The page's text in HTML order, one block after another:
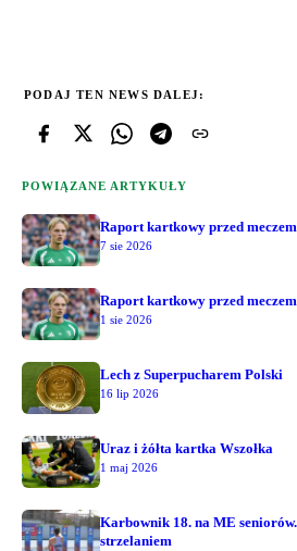
PODAJ TEN NEWS DALEJ:
POWIĄZANE ARTYKUŁY
Raport kartkowy przed
7 sie 2026
Raport kartkowy przed meczem
1 sie 2026
Lech z Superpucharem Polski
16 lip 2026
Uraz i żółta kartka Wszołka
1 maj 2026
Karbownik 18. na ME
strzelaniem